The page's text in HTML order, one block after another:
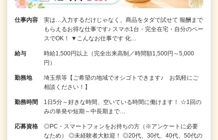
仕事内容
実は…入力するだけじゃなく、商品をタダで試せて 報酬まで
もらえるお得な仕事です♪ スマホ1台・完全在宅・自分のペー
スでOK！ ▼こんなお仕事です 化…
給与
時給1,500円以上（完全出来高制／時間額1,500円～5,000
円）
勤務地
埼玉県等【ご希望の地域でオシゴトできます♪ お気軽にご
相談ください！】
勤務時間
1日5分～好きな時間、空いている時間に働けます！ ☆1回の
みの単発や短期～中長期まで…
応募資格
◎PC・スマートフォンをお持ちの方（※アンケートに必要
なため） ◎未経験者大歓迎！ ◎20代、30代、40代、50代の